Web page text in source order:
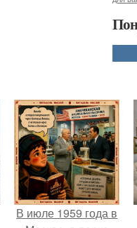
В июле 1959 года в